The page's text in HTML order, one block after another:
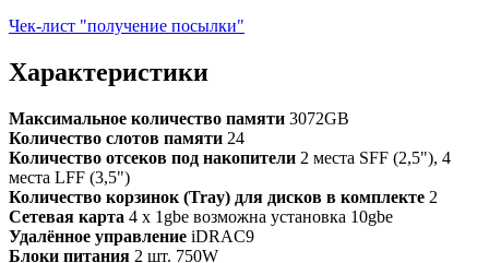
Чек-лист "получение посылки"
Характеристики
Максимальное количество памяти 3072GB
Количество слотов памяти 24
Количество отсеков под накопители 2 места SFF (2,5"), 4
места LFF (3,5")
Количество корзинок (Tray) для дисков в комплекте 2
Сетевая карта 4 x 1gbe возможна установка 10gbe
Удалённое управление iDRAC9
Блоки питания 2 шт. 750W